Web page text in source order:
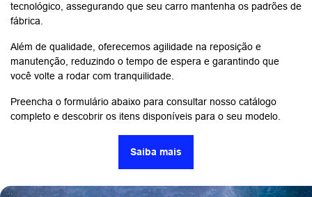
tecnológico, assegurando que seu carro mantenha os padrões de
fábrica.
Além de qualidade, oferecemos agilidade na reposição e
manutenção, reduzindo o tempo de espera e garantindo que
você volte a rodar com tranquilidade.
Preencha o formulário abaixo para consultar nosso catálogo
completo e descobrir os itens disponíveis para o seu modelo.
Saiba mais